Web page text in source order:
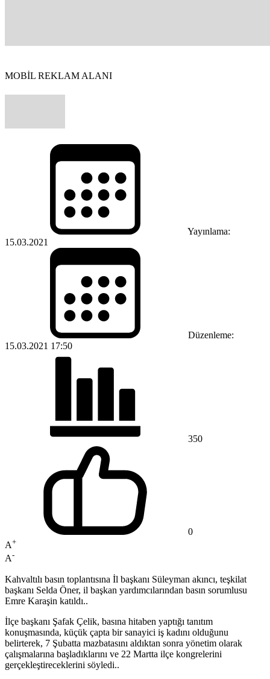
MOBİL REKLAM ALANI
Yayınlama:
15.03.2021
Düzenleme:
15.03.2021 17:50
350
0
A+
A-
Kahvaltılı basın toplantısına İl başkanı Süleyman akıncı, teşkilat
başkanı Selda Öner, il başkan yardımcılarından basın sorumlusu
Emre Karaşin katıldı..
İlçe başkanı Şafak Çelik, basına hitaben yaptığı tanıtım
konuşmasında, küçük çapta bir sanayici iş kadını olduğunu
belirterek, 7 Şubatta mazbatasını aldıktan sonra yönetim olarak
çalışmalarına başladıklarını ve 22 Martta ilçe kongrelerini
gerçekleştireceklerini söyledi..